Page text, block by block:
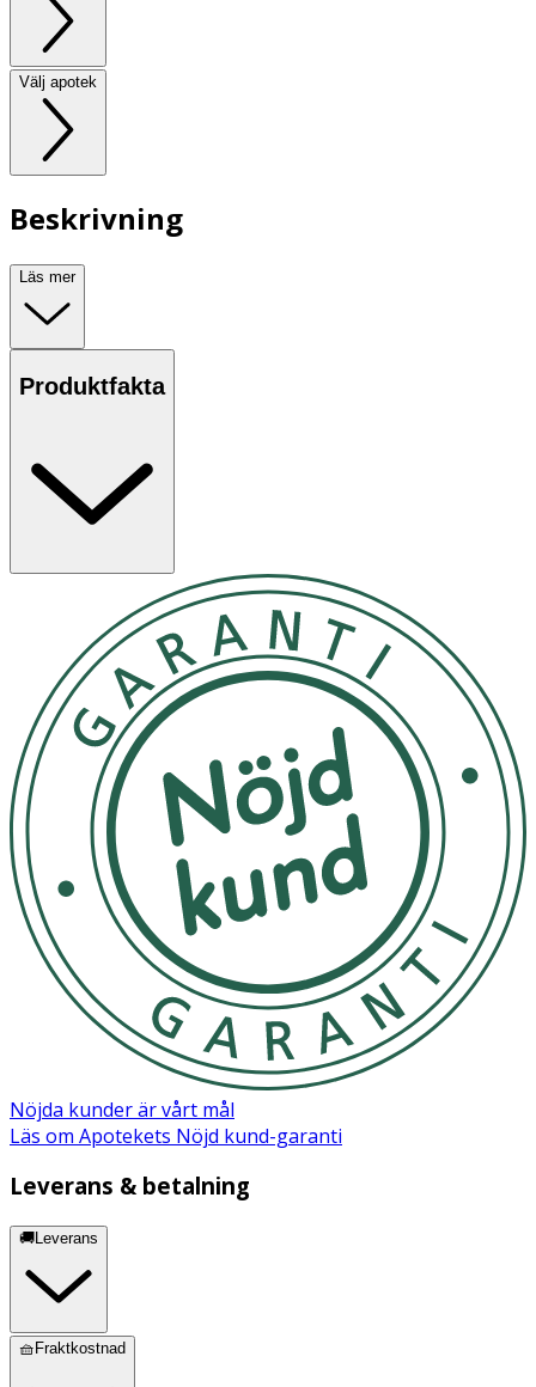
Välj apotek
Beskrivning
Läs mer
Produktfakta
Nöjda kunder är vårt mål
Läs om Apotekets Nöjd kund-garanti
Leverans & betalning
🚚Leverans
🧺Fraktkostnad